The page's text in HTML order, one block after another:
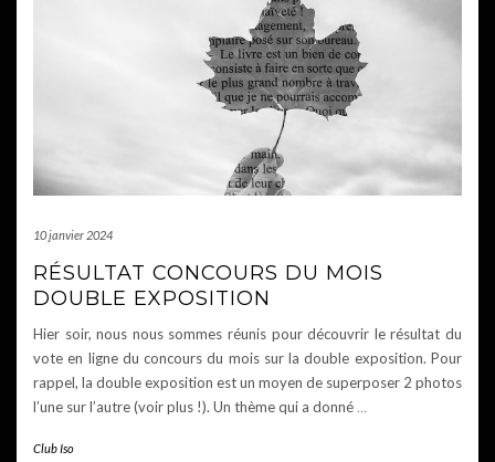
10 janvier 2024
RÉSULTAT CONCOURS DU MOIS
DOUBLE EXPOSITION
Hier soir, nous nous sommes réunis pour découvrir le résultat du
vote en ligne du concours du mois sur la double exposition. Pour
rappel, la double exposition est un moyen de superposer 2 photos
l’une sur l’autre (voir plus !). Un thème qui a donné …
Club Iso